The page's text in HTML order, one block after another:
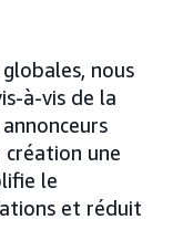
nous
à-vis de la
une
le
et réduit